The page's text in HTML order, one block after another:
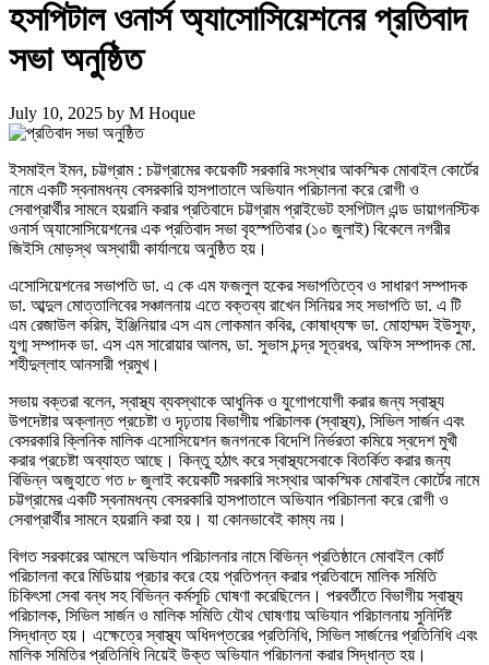
হসপিটাল ওনার্স অ্যাসোসিয়েশনের প্রতিবাদ
সভা অনুষ্ঠিত
July 10, 2025 by M Hoque
ইসমাইল ইমন, চট্টগ্রাম : চট্টগ্রামের কয়েকটি সরকারি সংস্থার আকস্মিক মোবাইল কোর্টের
নামে একটি স্বনামধন্য বেসরকারি হাসপাতালে অভিযান পরিচালনা করে রোগী ও
সেবাপ্রার্থীর সামনে হয়রানি করার প্রতিবাদে চট্টগ্রাম প্রাইভেট হসপিটাল এন্ড ডায়াগনস্টিক
ওনার্স অ্যাসোসিয়েশনের এক প্রতিবাদ সভা বৃহস্পতিবার (১০ জুলাই) বিকেলে নগরীর
জিইসি মোড়স্থ অস্থায়ী কার্যালয়ে অনুষ্ঠিত হয়।
এসোসিয়েশনের সভাপতি ডা. এ কে এম ফজলুল হকের সভাপতিত্বে ও সাধারণ সম্পাদক
ডা. আব্দুল মোত্তালিবের সঞ্চালনায় এতে বক্তব্য রাখেন সিনিয়র সহ সভাপতি ডা. এ টি
এম রেজাউল করিম, ইঞ্জিনিয়ার এস এম লোকমান কবির, কোষাধ্যক্ষ ডা. মোহাম্মদ ইউসুফ,
যুগ্ম সম্পাদক ডা. এস এম সারোয়ার আলম, ডা. সুভাস চন্দ্র সূত্রধর, অফিস সম্পাদক মো.
শহীদুল্লাহ আনসারী প্রমুখ।
সভায় বক্তরা বলেন, স্বাস্থ্য ব্যবস্থাকে আধুনিক ও যুগোপযোগী করার জন্য স্বাস্থ্য
উপদেষ্টার অক্লান্ত প্রচেষ্টা ও দৃঢ়তায় বিভাগীয় পরিচালক (স্বাস্থ্য), সিভিল সার্জন এবং
বেসরকারি ক্লিনিক মালিক এসোসিয়েশন জনগনকে বিদেশি নির্ভরতা কমিয়ে স্বদেশ মুখী
করার প্রচেষ্টা অব্যাহত আছে। কিন্তু হঠাৎ করে স্বাস্থ্যসেবাকে বিতর্কিত করার জন্য
বিভিন্ন অজুহাতে গত ৮ জুলাই কয়েকটি সরকারি সংস্থার আকস্মিক মোবাইল কোর্টের নামে
চট্টগ্রামের একটি স্বনামধন্য বেসরকারি হাসপাতালে অভিযান পরিচালনা করে রোগী ও
সেবাপ্রার্থীর সামনে হয়রানি করা হয়। যা কোনভাবেই কাম্য নয়।
বিগত সরকারের আমলে অভিযান পরিচালনার নামে বিভিন্ন প্রতিষ্ঠানে মোবাইল কোর্ট
পরিচালনা করে মিডিয়ায় প্রচার করে হেয় প্রতিপন্ন করার প্রতিবাদে মালিক সমিতি
চিকিৎসা সেবা বন্ধ সহ বিভিন্ন কর্মসূচি ঘোষণা করেছিলেন। পরবর্তীতে বিভাগীয় স্বাস্থ্য
পরিচালক, সিভিল সার্জন ও মালিক সমিতি যৌথ ঘোষণায় অভিযান পরিচালনায় সুনির্দিষ্ট
সিদ্ধান্ত হয়। এক্ষেত্রে স্বাস্থ্য অধিদপ্তরের প্রতিনিধি, সিভিল সার্জনের প্রতিনিধি এবং
মালিক সমিতির প্রতিনিধি নিয়েই উক্ত অভিযান পরিচালনা করার সিদ্ধান্ত হয়।